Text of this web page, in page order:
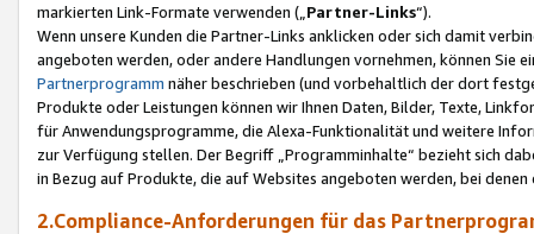
markierten Link-Formate verwenden („ Partner-Links“).
Wenn unsere Kunden die Partner-Links anklicken oder sich damit
angeboten werden, oder andere Handlungen vornehmen, können Sie
Partnerprogramm näher beschrieben (und vorbehaltlich der dort
Produkte oder Leistungen können wir Ihnen Daten, Bilder, Texte,
für Anwendungsprogramme, die Alexa-Funktionalität und weitere
zur Verfügung stellen. Der Begriff „Programminhalte“ bezieht sich
in Bezug auf Produkte, die auf Websites angeboten werden, bei
2.Compliance-Anforderungen für das